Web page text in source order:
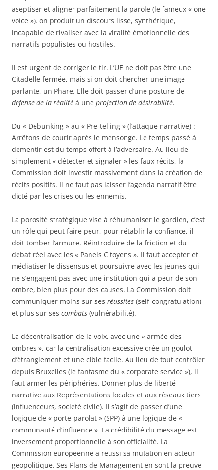
aseptiser et aligner parfaitement la parole (le fameux « one
voice »), on produit un discours lisse, synthétique,
incapable de rivaliser avec la viralité émotionnelle des
narratifs populistes ou hostiles.
Il est urgent de corriger le tir. L’UE ne doit pas être une
Citadelle fermée, mais si on doit chercher une image
parlante, un Phare. Elle doit passer d’une posture de
défense de la réalité à une projection de désirabilité.
Du « Debunking » au « Pre-telling » (l’attaque narrative) :
Arrêtons de courir après le mensonge. Le temps passé à
démentir est du temps offert à l’adversaire. Au lieu de
simplement « détecter et signaler » les faux récits, la
Commission doit investir massivement dans la création de
récits positifs. Il ne faut pas laisser l’agenda narratif être
dicté par les crises ou les ennemis.
La porosité stratégique vise à réhumaniser le gardien, c’est
un rôle qui peut faire peur, pour rétablir la confiance, il
doit tomber l’armure. Réintroduire de la friction et du
débat réel avec les « Panels Citoyens ». Il faut accepter et
médiatiser le dissensus et poursuivre avec les jeunes qui
ne s’engagent pas avec une institution qui a peur de son
ombre, bien plus pour des causes. La Commission doit
communiquer moins sur ses réussites (self-congratulation)
et plus sur ses combats (vulnérabilité).
La décentralisation de la voix, avec une « armée des
ombres », car la centralisation excessive crée un goulot
d’étranglement et une cible facile. Au lieu de tout contrôler
depuis Bruxelles (le fantasme du « corporate service »), il
faut armer les périphéries. Donner plus de liberté
narrative aux Représentations locales et aux réseaux tiers
(influenceurs, société civile). Il s’agit de passer d’une
logique de « porte-parolat » (SPP) à une logique de «
communauté d’influence ». La crédibilité du message est
inversement proportionnelle à son officialité. La
Commission européenne a réussi sa mutation en acteur
géopolitique. Ses Plans de Management en sont la preuve